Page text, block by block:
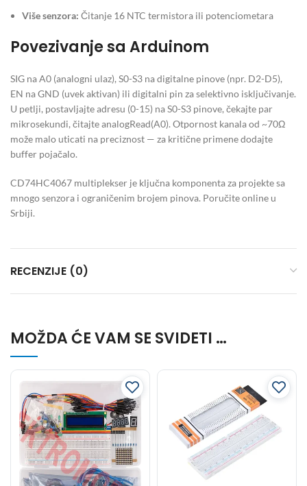
Više senzora: Čitanje 16 NTC termistora ili potenciometara
Povezivanje sa Arduinom
SIG na A0 (analogni ulaz), S0-S3 na digitalne pinove (npr. D2-D5),
EN na GND (uvek aktivan) ili digitalni pin za selektivno isključivanje.
U petlji, postavljajte adresu (0-15) na S0-S3 pinove, čekajte par
mikrosekundi, čitajte analogRead(A0). Otpornost kanala od ~70Ω
može malo uticati na preciznost — za kritične primene dodajte
buffer pojačalo.
CD74HC4067 multiplekser je ključna komponenta za projekte sa
mnogo senzora i ograničenim brojem pinova. Poručite online u
Srbiji.
RECENZIJE (0)
MOŽDA ĆE VAM SE SVIDETI …